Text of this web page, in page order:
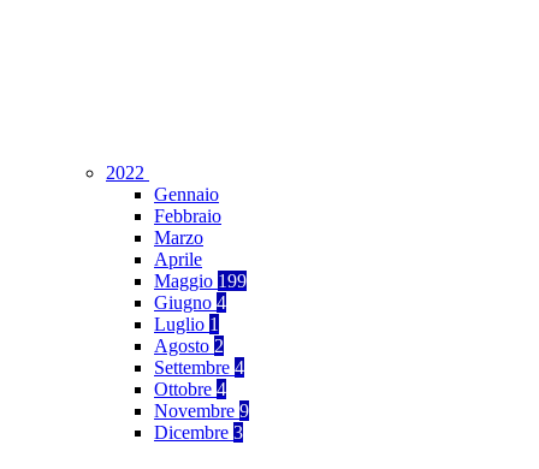
2022
Gennaio
Febbraio
Marzo
Aprile
Maggio 199
Giugno 4
Luglio 1
Agosto 2
Settembre 4
Ottobre 4
Novembre 9
Dicembre 3